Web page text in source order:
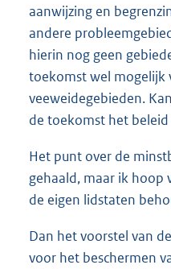
aanwijzing en
andere
hierin nog geen
toekomst wel mogelijk
veeweidegebieden.
de toekomst het
Het punt over de
gehaald, maar ik hoop
de eigen lidstaten
Dan het voorstel van
voor het beschermen